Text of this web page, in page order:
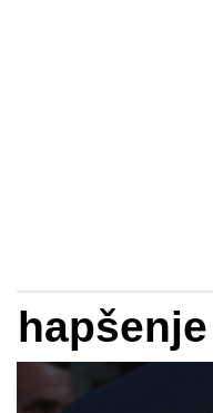
hapšenje